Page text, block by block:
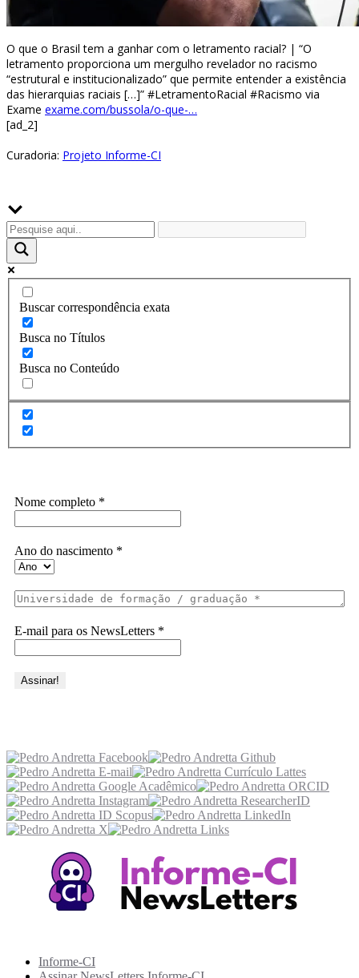
O que o Brasil tem a ganhar com o letramento racial? | “O
letramento proporciona um mergulho revelador no racismo
“estrutural e institucionalizado” que permite entender a existência
das hierarquias raciais […]” #LetramentoRacial #Racismo via
Exame exame.com/bussola/o-que-…
[ad_2]
Curadoria: Projeto Informe-CI
Buscar correspondência exata
Busca no Títulos
Busca no Conteúdo
Nome completo *
Ano do nascimento *
E-mail para os NewsLetters *
Informe-CI